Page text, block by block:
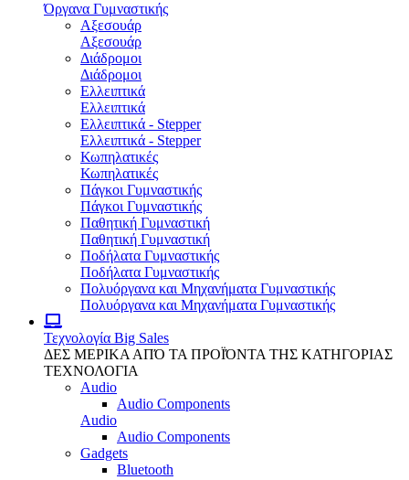
Όργανα Γυμναστικής
Αξεσουάρ
Αξεσουάρ
Διάδρομοι
Διάδρομοι
Ελλειπτικά
Ελλειπτικά
Ελλειπτικά - Stepper
Ελλειπτικά - Stepper
Κωπηλατικές
Κωπηλατικές
Πάγκοι Γυμναστικής
Πάγκοι Γυμναστικής
Παθητική Γυμναστική
Παθητική Γυμναστική
Ποδήλατα Γυμναστικής
Ποδήλατα Γυμναστικής
Πολυόργανα και Μηχανήματα Γυμναστικής
Πολυόργανα και Μηχανήματα Γυμναστικής
Τεχνολογία Big Sales
ΔΕΣ ΜΕΡΙΚΑ ΑΠΌ ΤΑ ΠΡΟΪΌΝΤΑ ΤΗΣ ΚΑΤΗΓΟΡΙΑΣ
ΤΕΧΝΟΛΟΓΙΑ
Audio
Audio Components
Audio
Audio Components
Gadgets
Bluetooth